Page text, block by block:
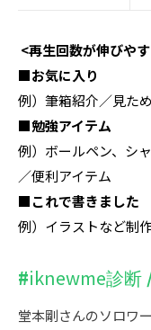
<再生回数が伸びや
■お気に入り
例）筆箱紹介／見た
■勉強アイテム
例）ボールペン、シャ
／便利アイテム
■これで書きました
例）イラストなど制
#iknewme診断
堂本剛さんのソロワ